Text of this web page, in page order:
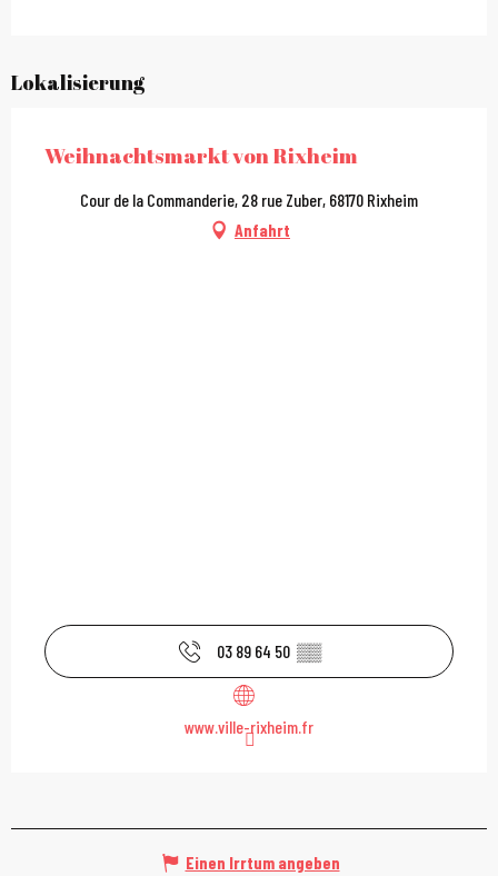
Lokalisierung
Weihnachtsmarkt von Rixheim
Cour de la Commanderie, 28 rue Zuber, 68170 Rixheim
Anfahrt
03 89 64 50 ▒▒
www.ville-rixheim.fr
Einen Irrtum angeben